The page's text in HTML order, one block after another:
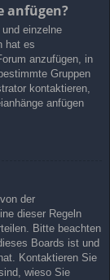
anfügen?
einzelne
hat es
anzufügen, in
Gruppen
kontaktieren,
anfügen
der
dieser Regeln
Bitte beachten
Boards ist und
Kontaktieren Sie
wieso Sie